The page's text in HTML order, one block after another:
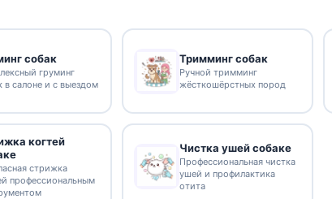
собак
груминг
в салоне и с выездом
Тримминг собак
Ручной тримминг
жёсткошёрстных пород
когтей
стрижка
профессиональным
Чистка ушей собаке
Профессиональная чистка
ушей и профилактика
отита